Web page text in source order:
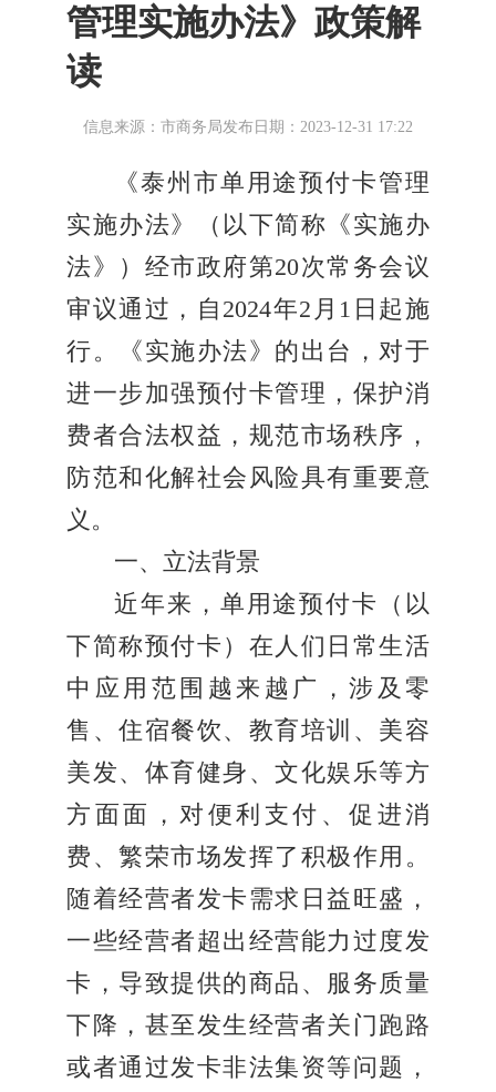
管理实施办法》政策解
读
信息来源：市商务局发布日期：2023-12-31 17:22
《泰州市单用途预付卡管理
实施办法》（以下简称《实施办
法》）经市政府第20次常务会议
审议通过，自2024年2月1日起施
行。《实施办法》的出台，对于
进一步加强预付卡管理，保护消
费者合法权益，规范市场秩序，
防范和化解社会风险具有重要意
义。
一、立法背景
近年来，单用途预付卡（以
下简称预付卡）在人们日常生活
中应用范围越来越广，涉及零
售、住宿餐饮、教育培训、美容
美发、体育健身、文化娱乐等方
方面面，对便利支付、促进消
费、繁荣市场发挥了积极作用。
随着经营者发卡需求日益旺盛，
一些经营者超出经营能力过度发
卡，导致提供的商品、服务质量
下降，甚至发生经营者关门跑路
或者通过发卡非法集资等问题，